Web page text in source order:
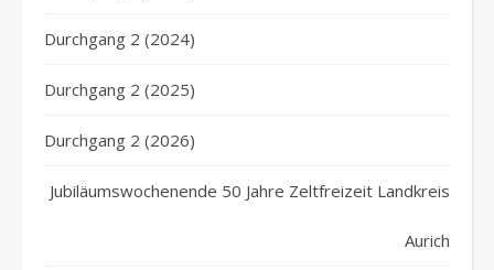
Durchgang 2 (2024)
Durchgang 2 (2025)
Durchgang 2 (2026)
Jubiläumswochenende 50 Jahre Zeltfreizeit Landkreis
Aurich